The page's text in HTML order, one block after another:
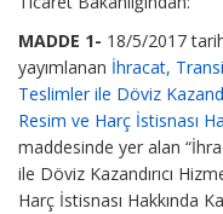
MADDE 1- 18/5/2017
yayımlanan İhracat,
Teslimler ile Döviz
Resim ve Harç İstisnası
maddesinde yer alan
ile Döviz Kazandırıcı
Harç İstisnası Hakkında